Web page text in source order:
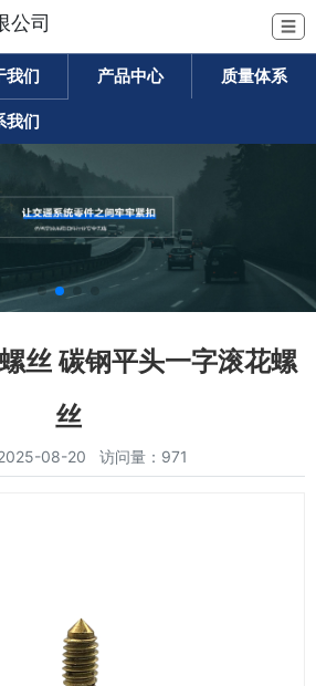
公司 ☰
我们 产品中心 质量体系
我们
丝 碳钢平头一字滚花螺
丝
08-20 访问量：971